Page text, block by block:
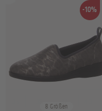
-10%
8 Größen
37